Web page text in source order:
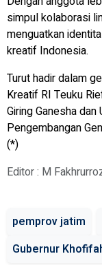
simpul kolaborasi
menguatkan
kreatif Indonesia.
Turut hadir dalam
Kreatif RI Teuku
Giring Ganesha
Pengembangan
(*)
Editor : M
pemprov jatim
Gubernur